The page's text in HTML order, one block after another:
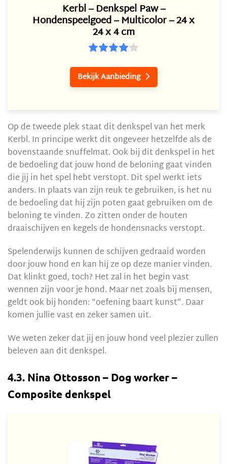
Kerbl – Denkspel Paw –
Hondenspeelgoed – Multicolor – 24 x
24 x 4 cm
Bekijk Aanbieding 
Op de tweede plek staat dit denkspel van het merk
Kerbl. In principe werkt dit ongeveer hetzelfde als de
bovenstaande snuffelmat. Ook bij dit denkspel in het
de bedoeling dat jouw hond de beloning gaat vinden
die jij in het spel hebt verstopt. Dit spel werkt iets
anders. In plaats van zijn reuk te gebruiken, is het nu
de bedoeling dat hij zijn poten gaat gebruiken om de
beloning te vinden. Zo zitten onder de houten
draaischijven en kegels de hondensnacks verstopt.
Spelenderwijs kunnen de schijven gedraaid worden
door jouw hond en kan hij ze op deze manier vinden.
Dat klinkt goed, toch? Het zal in het begin vast
wennen zijn voor je hond. Maar net zoals bij mensen,
geldt ook bij honden: “oefening baart kunst”. Daar
komen jullie vast en zeker samen uit.
We weten zeker dat jij en jouw hond veel plezier zullen
beleven aan dit denkspel.
4.3. Nina Ottosson – Dog worker –
Composite denkspel